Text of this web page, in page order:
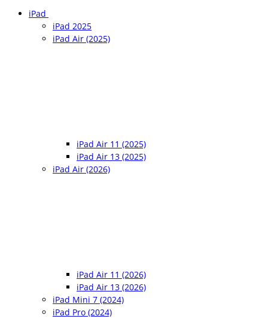
iPad
iPad 2025
iPad Air (2025)
iPad Air 11 (2025)
iPad Air 13 (2025)
iPad Air (2026)
iPad Air 11 (2026)
iPad Air 13 (2026)
iPad Mini 7 (2024)
iPad Pro (2024)